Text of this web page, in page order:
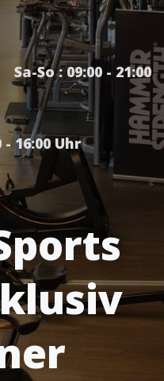
So : 09:00 - 21:00
16:00 Uhr